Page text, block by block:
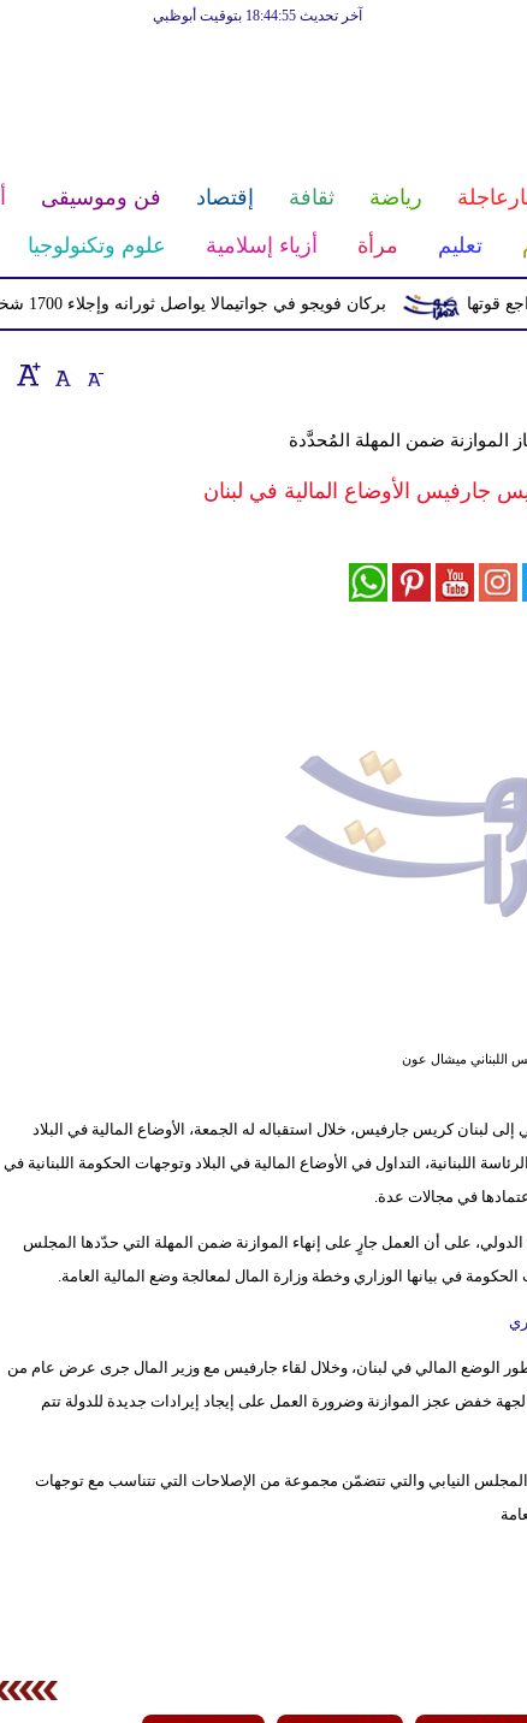
آخر تحديث 18:44:55 بتوقيت أبوظبي
رياضة ثقافة إقتصاد فن وموسيقى
تعليم مرأة أزياء إسلامية علوم وتكنولوجيا
بركان فويجو في جواتيمالا يواصل ثورانه وإجلاء 1700 شخص بسبب الرماد والتدفقات الطينية
الموازنة ضمن المهلة المُحدَّدة
الأوضاع المالية في لبنان
اللبناني ميشال عون
لبنان كريس جارفيس، خلال استقباله له الجمعة، الأوضاع المالية في البلاد
اللبنانية، التداول في الأوضاع المالية في البلاد وتوجهات الحكومة اللبنانية في
في مجالات عدة.
على أن العمل جارٍ على إنهاء الموازنة ضمن المهلة التي حدّدها المجلس
في بيانها الوزاري وخطة وزارة المال لمعالجة وضع المالية العامة.
تطور الوضع المالي في لبنان، وخلال لقاء جارفيس مع وزير المال جرى عرض عام من
لجهة خفض عجز الموازنة وضرورة العمل على إيجاد إيرادات جديدة للدولة تتم
النيابي والتي تتضمّن مجموعة من الإصلاحات التي تتناسب مع توجهات